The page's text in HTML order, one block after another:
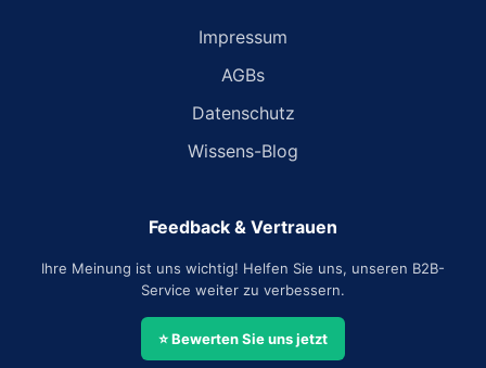
Impressum
AGBs
Datenschutz
Wissens-Blog
Feedback & Vertrauen
Ihre Meinung ist uns wichtig! Helfen Sie uns, unseren B2B-
Service weiter zu verbessern.
⭐ Bewerten Sie uns jetzt